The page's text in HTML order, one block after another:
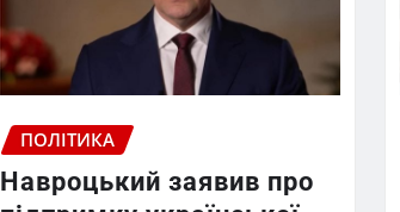
ПОЛІТИКА
Навроцький заявив про